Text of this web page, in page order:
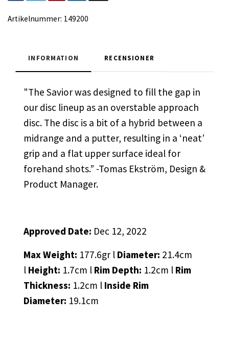
Artikelnummer: 149200
INFORMATION RECENSIONER
"The Savior was designed to fill the gap in
our disc lineup as an overstable approach
disc. The disc is a bit of a hybrid between a
midrange and a putter, resulting in a ‘neat’
grip and a flat upper surface ideal for
forehand shots.” -Tomas Ekström, Design &
Product Manager.
Approved Date: Dec 12, 2022
Max Weight: 177.6gr l Diameter: 21.4cm
l Height: 1.7cm l Rim Depth: 1.2cm l Rim
Thickness: 1.2cm l Inside Rim
Diameter: 19.1cm